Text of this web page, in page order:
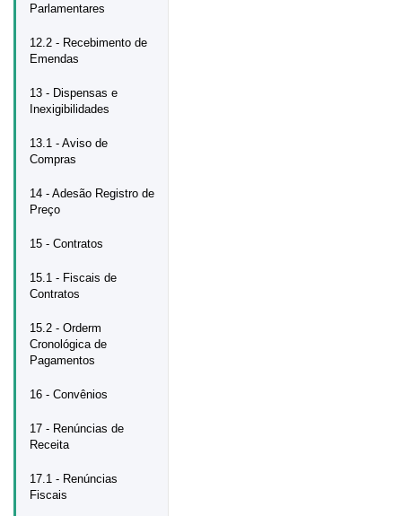
Parlamentares
12.2 - Recebimento de
Emendas
13 - Dispensas e
Inexigibilidades
13.1 - Aviso de
Compras
14 - Adesão Registro de
Preço
15 - Contratos
15.1 - Fiscais de
Contratos
15.2 - Orderm
Cronológica de
Pagamentos
16 - Convênios
17 - Renúncias de
Receita
17.1 - Renúncias
Fiscais